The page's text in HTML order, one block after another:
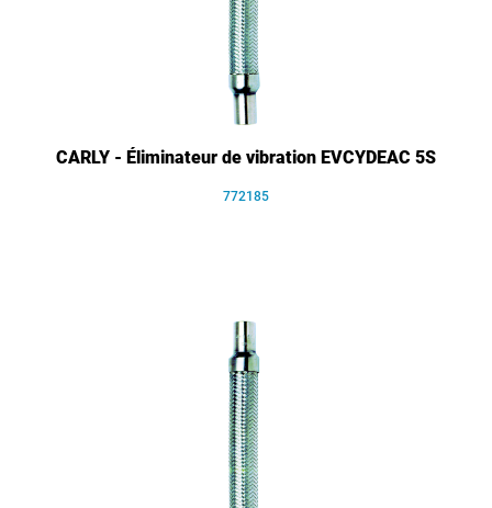
CARLY - Éliminateur de vibration EVCYDEAC 5S
772185